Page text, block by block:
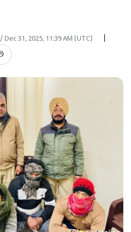
/ Dec 31, 2025, 11:39 AM (UTC)